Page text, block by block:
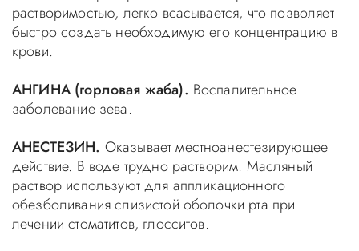
растворимостью, легко всасывается, что позволяет
быстро создать необходимую его концентрацию в
крови.
АНГИНА (горловая жаба). Воспалительное
заболевание зева.
АНЕСТЕЗИН. Оказывает местноанестезирующее
действие. В воде трудно растворим. Масляный
раствор используют для аппликационного
обезболивания слизистой оболочки рта при
лечении стоматитов, глосситов.